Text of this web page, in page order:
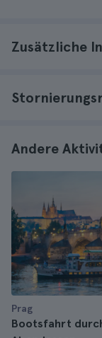
Zusätzliche
Andere
Prag
Bootsfahrt